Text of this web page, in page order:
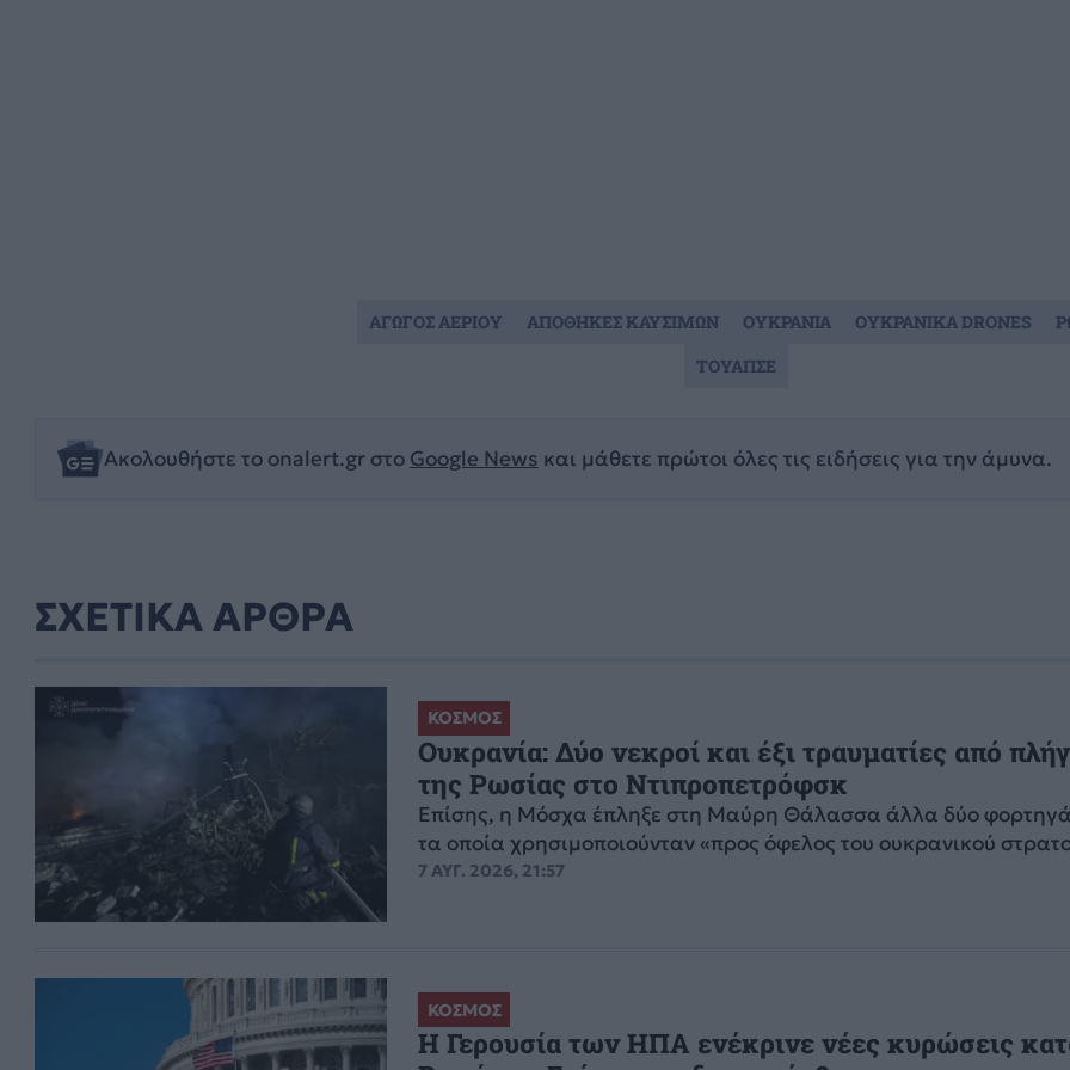
Ακολουθήστε το onalert.gr στο Google News και μάθετε πρώτοι όλες τις ειδήσεις για την άμυνα.
ΑΓΩΓΟΣ ΑΕΡΙΟΥ ΑΠΟΘΗΚΕΣ ΚΑΥΣΙΜΩN ΟΥΚΡΑΝΙΑ ΟΥΚΡΑΝΙΚΑ DRONES
ΤΟΥΑΠΣΕ
ΣΧΕΤΙΚΑ ΑΡΘΡΑ
ΚΟΣΜΟΣ
Ουκρανία: Δύο νεκροί και έξι τραυματίες από
της Ρωσίας στο Ντιπροπετρόφσκ
Επίσης, η Μόσχα έπληξε στη Μαύρη Θάλασσα άλλα δύο
τα οποία χρησιμοποιούνταν «προς όφελος του ουκρανικού
7 ΑΥΓ. 2026, 21:57
ΚΟΣΜΟΣ
Η Γερουσία των ΗΠΑ ενέκρινε νέες κυρώσεις